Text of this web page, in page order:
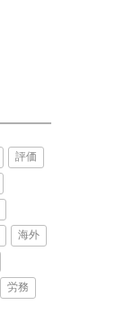
評価
海外
労務